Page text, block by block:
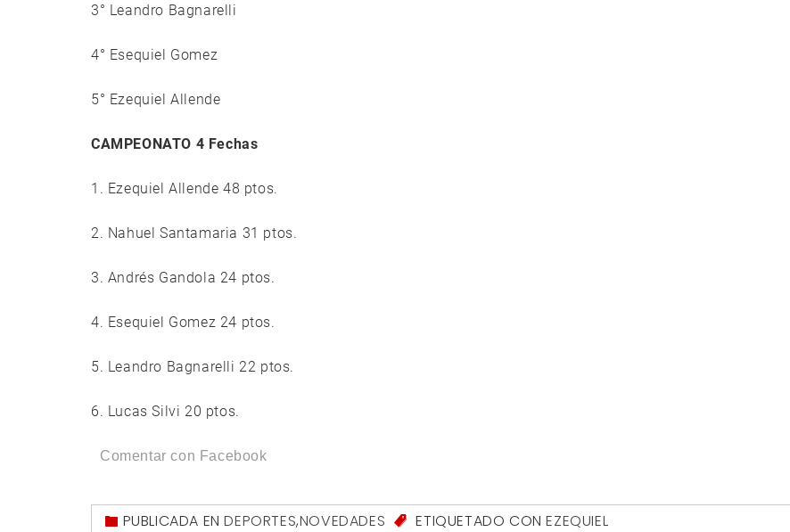
3° Leandro Bagnarelli
4° Esequiel Gomez
5° Ezequiel Allende
CAMPEONATO 4 Fechas
1. Ezequiel Allende 48 ptos.
2. Nahuel Santamaria 31 ptos.
3. Andrés Gandola 24 ptos.
4. Esequiel Gomez 24 ptos.
5. Leandro Bagnarelli 22 ptos.
6. Lucas Silvi 20 ptos.
Comentar con Facebook
PUBLICADA ENDEPORTES,NOVEDADES ETIQUETADO CONEZEQUIEL